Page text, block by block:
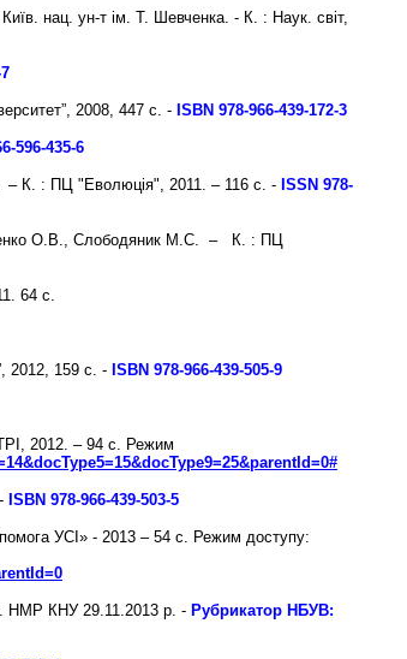
нац. ун-т ім. Т. Шевченка. - К. : Наук. світ,
2008, 447 с. - ISBN 978-966-439-172-3
596-435-6
– К. : ПЦ "Еволюція", 2011. – 116 с. - ISSN 978-
О.В., Слободяник М.С. – К. : ПЦ
64 с.
2012, 159 с. -ISBN 978-966-439-505-9
2012. – 94 с. Режим
ISBN 978-966-439-503-5
УСІ» - 2013 – 54 с.
Режим доступу:
с. НМР КНУ 29.11.2013 р. - Рубрикатор НБУВ: